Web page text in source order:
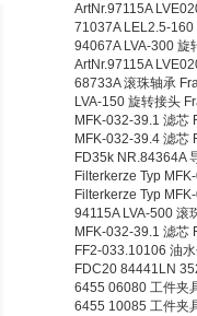
ArtNr.97115A
71037A LEL2.5-
94067A LVA-300 旋
ArtNr.97115A
68733A 滚珠轴承
LVA-150 旋转接头
MFK-032-39.1 滤芯
MFK-032-39.4 滤芯
FD35k NR.84364A
Filterkerze Typ
Filterkerze Typ
94115A LVA-500 滚
MFK-032-39.1 滤芯
FF2-033.10106 油
FDC20 84441LN
6455 06080 工件夹
6455 10085 工件夹